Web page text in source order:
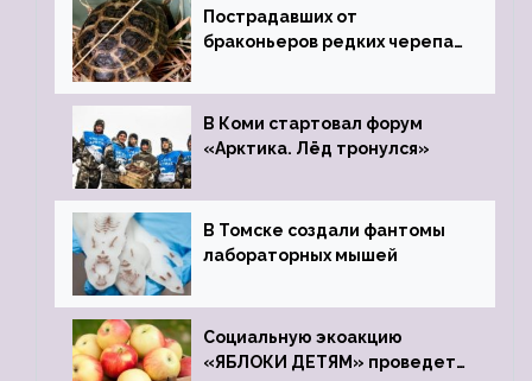
Пострадавших от
браконьеров редких черепах
зоопарк
В Коми стартовал форум
«Арктика. Лёд тронулся»
В Томске создали фантомы
лабораторных мышей
Социальную экоакцию
«ЯБЛОКИ ДЕТЯМ» проведет